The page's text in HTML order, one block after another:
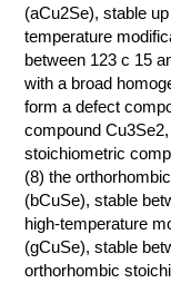
(aCu2Se), stable
temperature
between 123 с 15
with a broad
form a defect
compound
stoichiometric
(8) the
(bCuSe), stable
high-temperature
(gCuSe), stable
orthorhombic